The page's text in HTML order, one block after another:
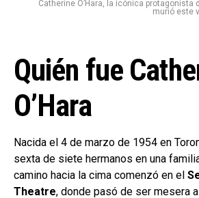
Catherine O’Hara, la icónica protagonista
murió este
Quién fue
O’Hara
Nacida el 4 de marzo de 1954 en
sexta de siete hermanos en una
camino hacia la cima comenzó en el
Theatre, donde pasó de ser mesera